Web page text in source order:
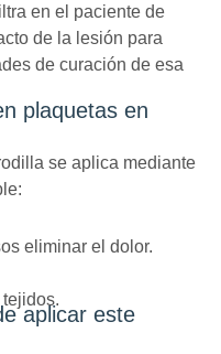
en el paciente de
de la lesión para
de curación de esa
plaquetas en
se aplica mediante
eliminar el dolor.
aplicar este